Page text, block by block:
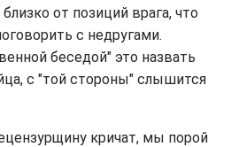
от позиций врага, что
с недругами.
беседой" это назвать
с "той стороны" слышится
кричат, мы порой